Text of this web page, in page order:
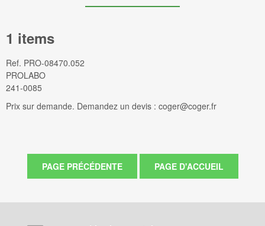
1 items
Ref. PRO-08470.052
PROLABO
241-0085
Prix sur demande. Demandez un devis : coger@coger.fr